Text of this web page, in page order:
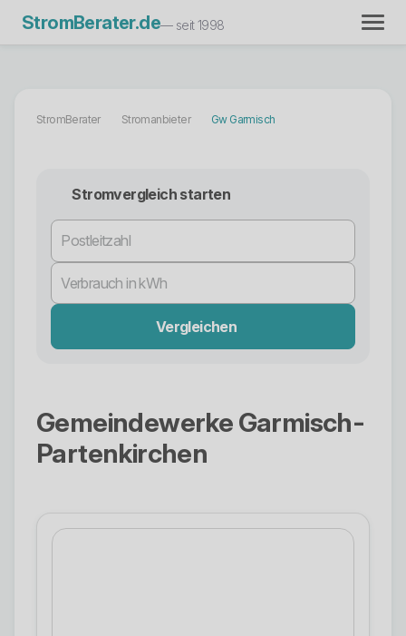
StromBerater.de— seit 1998
StromBerater Stromanbieter Gw Garmisch
Stromvergleich starten
Vergleichen
Gemeindewerke Garmisch-
Partenkirchen